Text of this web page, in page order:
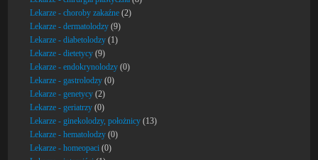
Lekarze - choroby zakaźne (2)
Lekarze - dermatolodzy (9)
Lekarze - diabetolodzy (1)
Lekarze - dietetycy (9)
Lekarze - endokrynolodzy (0)
Lekarze - gastrolodzy (0)
Lekarze - genetycy (2)
Lekarze - geriatrzy (0)
Lekarze - ginekolodzy, położnicy (13)
Lekarze - hematolodzy (0)
Lekarze - homeopaci (0)